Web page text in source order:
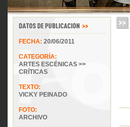
FECHA: 20/06/2011
CATEGORÍA:
ARTES ESCÉNICAS >>
CRÍTICAS
TEXTO:
VICKY PEINADO
FOTO:
ARCHIVO